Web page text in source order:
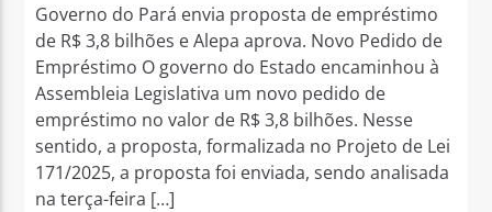
Governo do Pará envia proposta de empréstimo
de R$ 3,8 bilhões e Alepa aprova. Novo Pedido de
Empréstimo O governo do Estado encaminhou à
Assembleia Legislativa um novo pedido de
empréstimo no valor de R$ 3,8 bilhões. Nesse
sentido, a proposta, formalizada no Projeto de Lei
171/2025, a proposta foi enviada, sendo analisada
na terça-feira […]